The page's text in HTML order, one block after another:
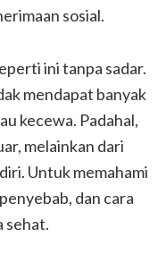
sosial.
ini tanpa sadar.
mendapat banyak
kecewa. Padahal,
melainkan dari
Untuk memahami
dan cara
sehat.